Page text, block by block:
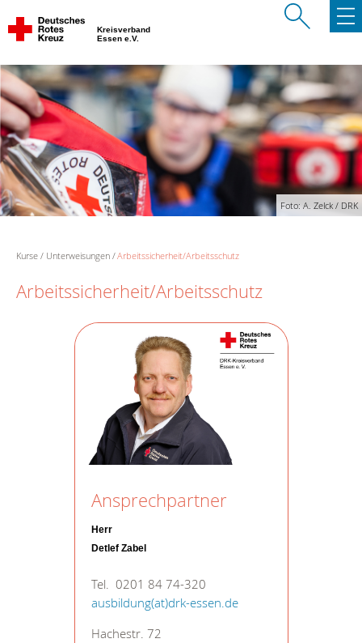
Kreisverband
Essen e.V.
Foto: A. Zelck / DRK
Kurse Unterweisungen Arbeitssicherheit/Arbeitsschutz
Arbeitssicherheit/Arbeitsschutz
Ansprechpartner
Herr
Detlef Zabel
Tel. 0201 84 74-320
ausbildung(at)drk-essen.de
Hachestr. 72